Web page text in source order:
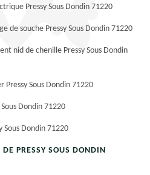
Pressy Sous Dondin 71220
de souche Pressy Sous Dondin 71220
nid de chenille Pressy Sous Dondin
Sous Dondin 71220
Dondin 71220
Sous Dondin 71220
DE PRESSY SOUS DONDIN